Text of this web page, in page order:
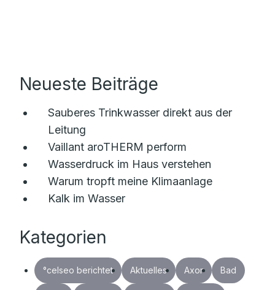
Neueste Beiträge
Sauberes Trinkwasser direkt aus der
Leitung
Vaillant aroTHERM perform
Wasserdruck im Haus verstehen
Warum tropft meine Klimaanlage
Kalk im Wasser
Kategorien
°celseo berichtet Aktuelles Axor Bad